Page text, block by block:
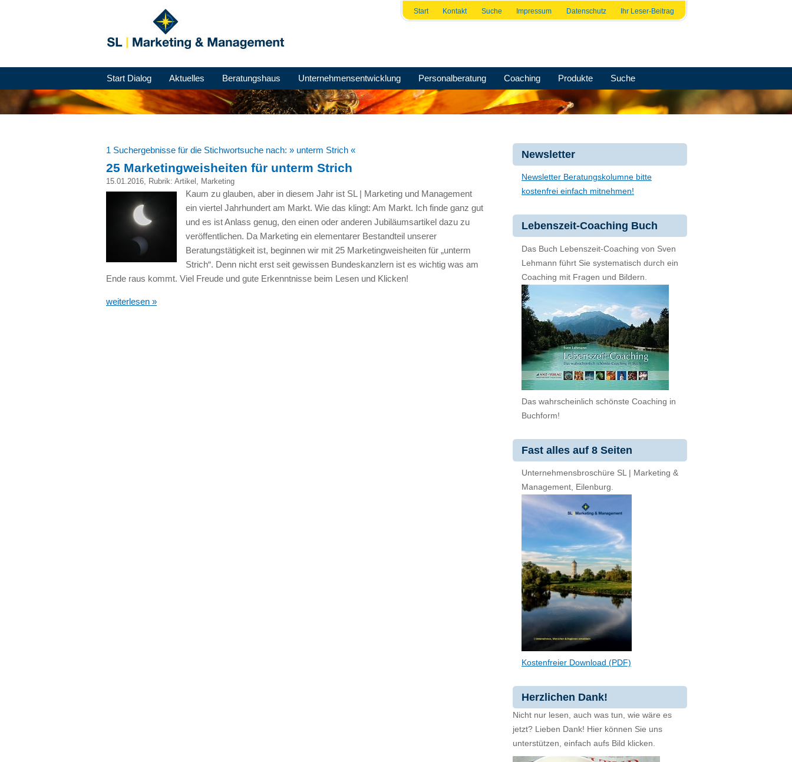
Start Kontakt Suche Impressum Datenschutz Ihr Leser-Beitrag
Start Dialog Aktuelles Beratungshaus Unternehmensentwicklung Personalberatung Coaching Produkte Suche
1 Suchergebnisse für die Stichwortsuche nach: » unterm Strich «
25 Marketingweisheiten für unterm Strich
15.01.2016, Rubrik: Artikel , Marketing
Kaum zu glauben, aber in diesem Jahr ist SL | Marketing und Management
ein viertel Jahrhundert am Markt. Wie das klingt: Am Markt. Ich finde ganz gut
und es ist Anlass genug, den einen oder anderen Jubiläumsartikel dazu zu
veröffentlichen. Da Marketing ein elementarer Bestandteil unserer
Beratungstätigkeit ist, beginnen wir mit 25 Marketingweisheiten für „unterm
Strich“. Denn nicht erst seit gewissen Bundeskanzlern ist es wichtig was am
Ende raus kommt. Viel Freude und gute Erkenntnisse beim Lesen und Klicken!
weiterlesen »
Newsletter
Newsletter Beratungskolumne bitte
kostenfrei einfach mitnehmen!
Lebenszeit-Coaching Buch
Das Buch Lebenszeit-Coaching von Sven
Lehmann führt Sie systematisch durch ein
Coaching mit Fragen und Bildern.
Das wahrscheinlich schönste Coaching in
Buchform!
Fast alles auf 8 Seiten
Unternehmensbroschüre SL | Marketing &
Management, Eilenburg.
Kostenfreier Download (PDF)
Herzlichen Dank!
Nicht nur lesen, auch was tun, wie wäre es
jetzt? Lieben Dank! Hier können Sie uns
unterstützen, einfach aufs Bild klicken.